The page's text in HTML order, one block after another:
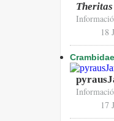
18
Crambidae
17